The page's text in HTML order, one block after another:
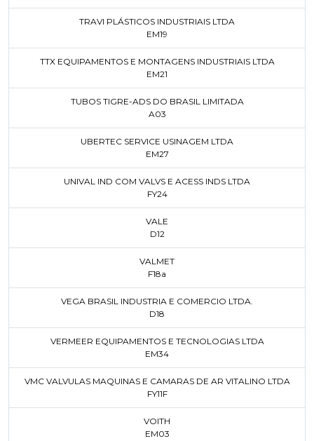
TRAVI PLÁSTICOS INDUSTRIAIS LTDA
EM19
TTX EQUIPAMENTOS E MONTAGENS INDUSTRIAIS LTDA
EM21
TUBOS TIGRE-ADS DO BRASIL LIMITADA
A03
UBERTEC SERVICE USINAGEM LTDA
EM27
UNIVAL IND COM VALVS E ACESS INDS LTDA
FY24
VALE
D12
VALMET
F18a
VEGA BRASIL INDUSTRIA E COMERCIO LTDA.
D18
VERMEER EQUIPAMENTOS E TECNOLOGIAS LTDA
EM34
VMC VALVULAS MAQUINAS E CAMARAS DE AR VITALINO LTDA
FY11F
VOITH
EM03